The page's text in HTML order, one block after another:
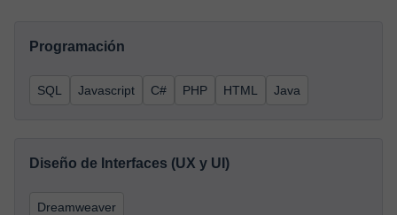
Programación
SQL Javascript C# PHP HTML Java
Diseño de Interfaces (UX y UI)
Dreamweaver